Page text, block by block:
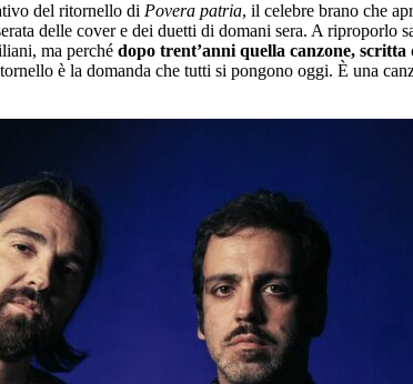
del ritornello di Povera patria, il celebre brano che
delle cover e dei duetti di domani sera. A riproporlo
ma perché dopo trent’anni quella canzone, scritta
è la domanda che tutti si pongono oggi. È una